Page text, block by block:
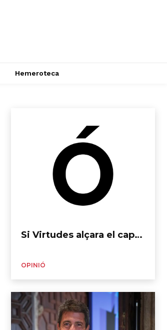
Hemeroteca
Si Virtudes alçara el cap…
OPINIÓ